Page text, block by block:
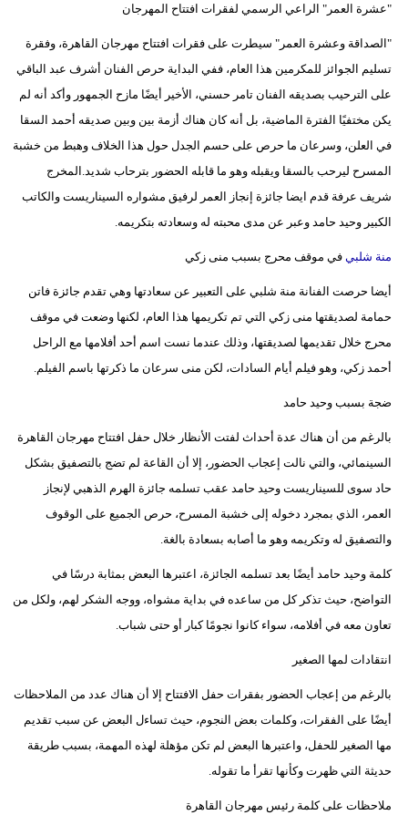
"عشرة العمر" الراعي الرسمي لفقرات افتتاح المهرجان
"الصداقة وعشرة العمر" سيطرت على فقرات افتتاح مهرجان القاهرة، وفقرة
تسليم الجوائز للمكرمين هذا العام، ففي البداية حرص الفنان أشرف عبد الباقي
على الترحيب بصديقه الفنان تامر حسني، الأخير أيضًا مازح الجمهور وأكد أنه لم
يكن مختفيًا الفترة الماضية، بل أنه كان هناك أزمة بين وبين صديقه أحمد السقا
في العلن، وسرعان ما حرص على حسم الجدل حول هذا الخلاف وهبط من خشبة
المسرح ليرحب بالسقا ويقبله وهو ما قابله الحضور بترحاب شديد.المخرج
شريف عرفة قدم ايضا جائزة إنجاز العمر لرفيق مشواره السيناريست والكاتب
الكبير وحيد حامد وعبر عن مدى محبته له وسعادته بتكريمه.
منة شلبي في موقف محرج بسبب منى زكي
أيضا حرصت الفنانة منة شلبي على التعبير عن سعادتها وهي تقدم جائزة فاتن
حمامة لصديقتها منى زكي التي تم تكريمها هذا العام، لكنها وضعت في موقف
محرج خلال تقديمها لصديقتها، وذلك عندما نست اسم أحد أفلامها مع الراحل
أحمد زكي، وهو فيلم أيام السادات، لكن منى سرعان ما ذكرتها باسم الفيلم.
ضجة بسبب وحيد حامد
بالرغم من أن هناك عدة أحداث لفتت الأنظار خلال حفل افتتاح مهرجان القاهرة
السينمائي، والتي نالت إعجاب الحضور، إلا أن القاعة لم تضج بالتصفيق بشكل
حاد سوى للسيناريست وحيد حامد عقب تسلمه جائزة الهرم الذهبي لإنجاز
العمر، الذي بمجرد دخوله إلى خشبة المسرح، حرص الجميع على الوقوف
والتصفيق له وتكريمه وهو ما أصابه بسعادة بالغة.
كلمة وحيد حامد أيضًا بعد تسلمه الجائزة، اعتبرها البعض بمثابة درسًا في
التواضح، حيث تذكر كل من ساعده في بداية مشواه، ووجه الشكر لهم، ولكل من
تعاون معه في أفلامه، سواء كانوا نجومًا كبار أو حتى شباب.
انتقادات لمها الصغير
بالرغم من إعجاب الحضور بفقرات حفل الافتتاح إلا أن هناك عدد من الملاحظات
أيضًا على الفقرات، وكلمات بعض النجوم، حيث تساءل البعض عن سبب تقديم
مها الصغير للحفل، واعتبرها البعض لم تكن مؤهلة لهذه المهمة، بسبب طريقة
حديثة التي ظهرت وكأنها تقرأ ما تقوله.
ملاحظات على كلمة رئيس مهرجان القاهرة